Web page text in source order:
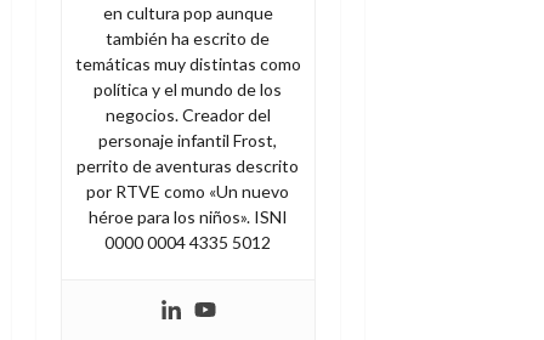
en cultura pop aunque
también ha escrito de
temáticas muy distintas como
política y el mundo de los
negocios. Creador del
personaje infantil Frost,
perrito de aventuras descrito
por RTVE como «Un nuevo
héroe para los niños». ISNI
0000 0004 4335 5012